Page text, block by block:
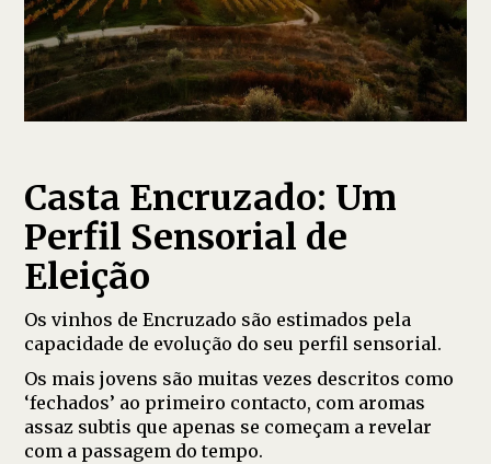
Casta Encruzado: Um
Perfil Sensorial de
Eleição
Os vinhos de Encruzado são estimados pela
capacidade de evolução do seu perfil sensorial.
Os mais jovens são muitas vezes descritos como
‘fechados’ ao primeiro contacto, com aromas
assaz subtis que apenas se começam a revelar
com a passagem do tempo.